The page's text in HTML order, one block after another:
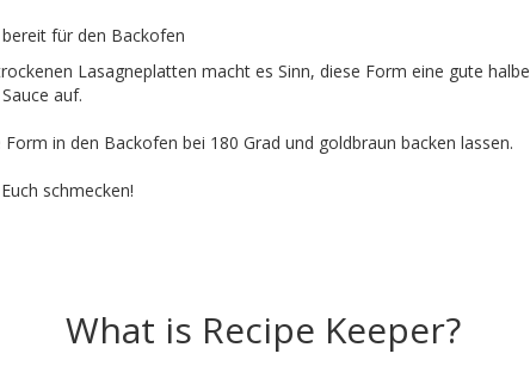
für den Backofen
Lasagneplatten macht es Sinn, diese Form eine gute
auf.
Form in den Backofen bei 180 Grad und goldbraun backen lassen.
schmecken!
What is Recipe Keeper?